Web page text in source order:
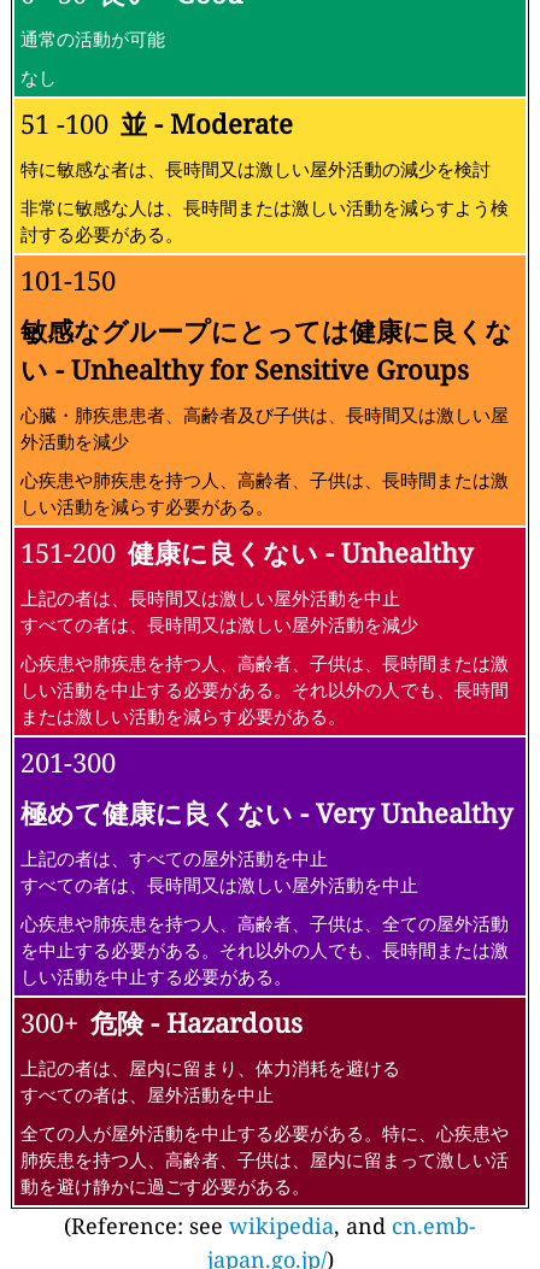
通常の活動が可能
なし
51 -100 並 - Moderate
特に敏感な者は、長時間又は激しい屋外活動の減少を検討
非常に敏感な人は、長時間または激しい活動を減らすよう検
討する必要がある。
101-150
敏感なグループにとっては健康に良くな
い - Unhealthy for Sensitive Groups
心臓・肺疾患患者、高齢者及び子供は、長時間又は激しい屋
外活動を減少
心疾患や肺疾患を持つ人、高齢者、子供は、長時間または激
しい活動を減らす必要がある。
151-200 健康に良くない - Unhealthy
上記の者は、長時間又は激しい屋外活動を中止
すべての者は、長時間又は激しい屋外活動を減少
心疾患や肺疾患を持つ人、高齢者、子供は、長時間または激
しい活動を中止する必要がある。それ以外の人でも、長時間
または激しい活動を減らす必要がある。
201-300
極めて健康に良くない - Very Unhealthy
上記の者は、すべての屋外活動を中止
すべての者は、長時間又は激しい屋外活動を中止
心疾患や肺疾患を持つ人、高齢者、子供は、全ての屋外活動
を中止する必要がある。それ以外の人でも、長時間または激
しい活動を中止する必要がある。
300+ 危険 - Hazardous
上記の者は、屋内に留まり、体力消耗を避ける
すべての者は、屋外活動を中止
全ての人が屋外活動を中止する必要がある。特に、心疾患や
肺疾患を持つ人、高齢者、子供は、屋内に留まって激しい活
動を避け静かに過ごす必要がある。
(Reference: see wikipedia, and cn.emb-
japan.go.jp/)